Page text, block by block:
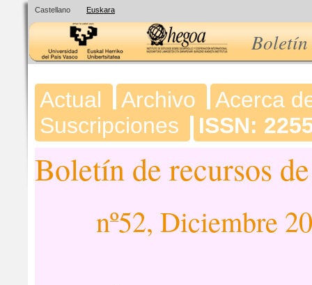
Castellano Euskara
Boletín
Actual Archivo
Acerca
Suscripciones
ISSN:
Boletín de recursos
nº52, Diciembre